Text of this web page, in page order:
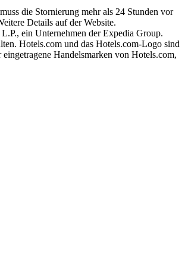
die Stornierung mehr als 24 Stunden vor
Details auf der Website.
ein Unternehmen der Expedia Group.
Hotels.com und das Hotels.com-Logo sind
eingetragene Handelsmarken von Hotels.com,